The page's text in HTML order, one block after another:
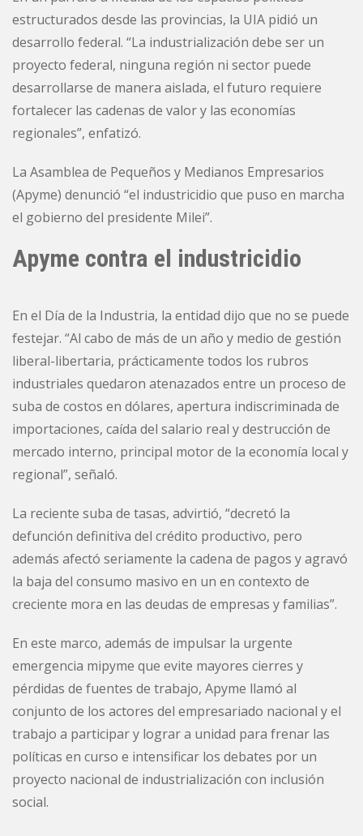
estructurados desde las provincias, la UIA pidió un
desarrollo federal. “La industrialización debe ser un
proyecto federal, ninguna región ni sector puede
desarrollarse de manera aislada, el futuro requiere
fortalecer las cadenas de valor y las economías
regionales”, enfatizó.
La Asamblea de Pequeños y Medianos Empresarios
(Apyme) denunció “el industricidio que puso en marcha
el gobierno del presidente Milei”.
Apyme contra el industricidio
En el Día de la Industria, la entidad dijo que no se puede
festejar. “Al cabo de más de un año y medio de gestión
liberal-libertaria, prácticamente todos los rubros
industriales quedaron atenazados entre un proceso de
suba de costos en dólares, apertura indiscriminada de
importaciones, caída del salario real y destrucción de
mercado interno, principal motor de la economía local y
regional”, señaló.
La reciente suba de tasas, advirtió, “decretó la
defunción definitiva del crédito productivo, pero
además afectó seriamente la cadena de pagos y agravó
la baja del consumo masivo en un en contexto de
creciente mora en las deudas de empresas y familias”.
En este marco, además de impulsar la urgente
emergencia mipyme que evite mayores cierres y
pérdidas de fuentes de trabajo, Apyme llamó al
conjunto de los actores del empresariado nacional y el
trabajo a participar y lograr a unidad para frenar las
políticas en curso e intensificar los debates por un
proyecto nacional de industrialización con inclusión
social.